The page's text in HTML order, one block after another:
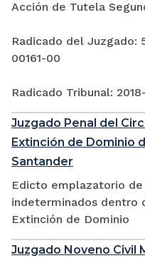
Acción de Tutela
Radicado del Juzgado:
00161-00
Radicado Tribunal:
Juzgado Penal del
Extinción de Dominio
Santander
Edicto emplazatorio
indeterminados dentro
Extinción de Dominio
Juzgado Noveno Civil